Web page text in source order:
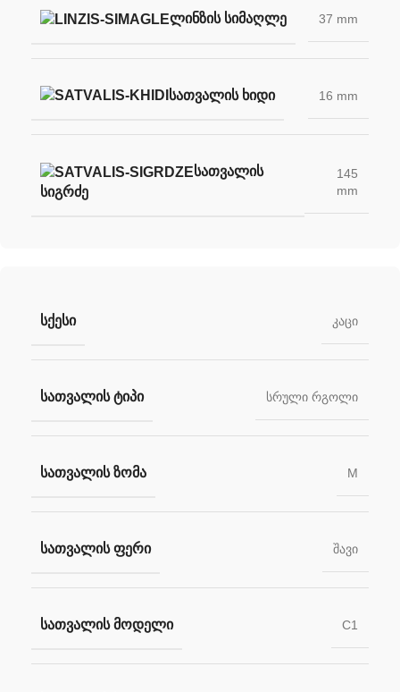
ᲚᲘᲜᲖᲘᲡ ᲡᲘᲛᲐᲦᲚᲔ 37 mm
ᲡᲐᲗᲕᲐᲚᲘᲡ ᲮᲘᲓᲘ 16 mm
ᲡᲐᲗᲕᲐᲚᲘᲡ
ᲡᲘᲒᲠᲫᲔ
145
mm
ᲡᲥᲔᲡᲘ კაცი
ᲡᲐᲗᲕᲐᲚᲘᲡ ᲢᲘᲞᲘ სრული რგოლი
ᲡᲐᲗᲕᲐᲚᲘᲡ ᲖᲝᲛᲐ M
ᲡᲐᲗᲕᲐᲚᲘᲡ ᲤᲔᲠᲘ შავი
ᲡᲐᲗᲕᲐᲚᲘᲡ ᲛᲝᲓᲔᲚᲘ C1